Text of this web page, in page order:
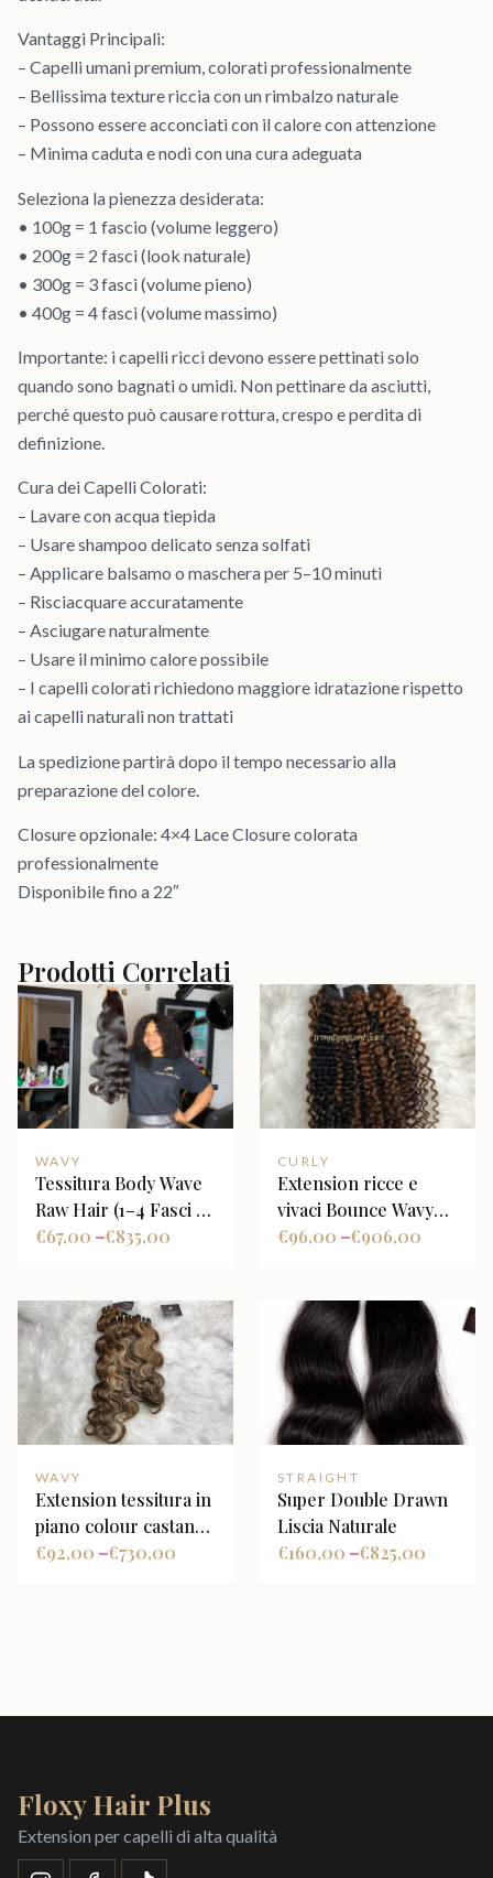
Vantaggi Principali:
– Capelli umani premium, colorati professionalmente
– Bellissima texture riccia con un rimbalzo naturale
– Possono essere acconciati con il calore con attenzione
– Minima caduta e nodi con una cura adeguata
Seleziona la pienezza desiderata:
• 100g = 1 fascio (volume leggero)
• 200g = 2 fasci (look naturale)
• 300g = 3 fasci (volume pieno)
• 400g = 4 fasci (volume massimo)
Importante: i capelli ricci devono essere pettinati solo
quando sono bagnati o umidi. Non pettinare da asciutti,
perché questo può causare rottura, crespo e perdita di
definizione.
Cura dei Capelli Colorati:
– Lavare con acqua tiepida
– Usare shampoo delicato senza solfati
– Applicare balsamo o maschera per 5–10 minuti
– Risciacquare accuratamente
– Asciugare naturalmente
– Usare il minimo calore possibile
– I capelli colorati richiedono maggiore idratazione rispetto
ai capelli naturali non trattati
La spedizione partirà dopo il tempo necessario alla
preparazione del colore.
Closure opzionale: 4×4 Lace Closure colorata
professionalmente
Disponibile fino a 22″
Prodotti Correlati
WAVY
Tessitura Body Wave
Raw Hair (1–4 Fasci +
Closure Opzionale)
67,00
€ – 835,00
€
CURLY
Extension ricce e
vivaci Bounce Wavy
Balayage
96,00
€ – 906,00
€
WAVY
Extension tessitura in
piano colour castano
e biondo miele
92,00
€ – 730,00
€
STRAIGHT
Super Double Drawn
Liscia Naturale
160,00
€ – 825,00
€
Floxy Hair Plus
Extension per capelli di alta qualità